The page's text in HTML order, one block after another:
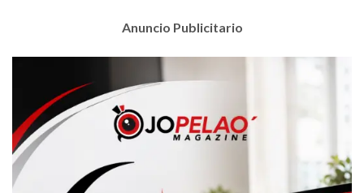
Anuncio Publicitario